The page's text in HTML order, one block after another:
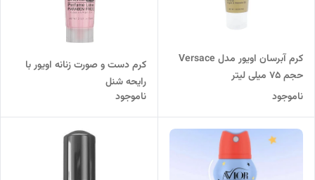
کرم آبرسان اویور مدل Versace
حجم 75 میلی لیتر
ناموجود
کرم دست و صورت زنانه اویور با
رایحه شنل
ناموجود